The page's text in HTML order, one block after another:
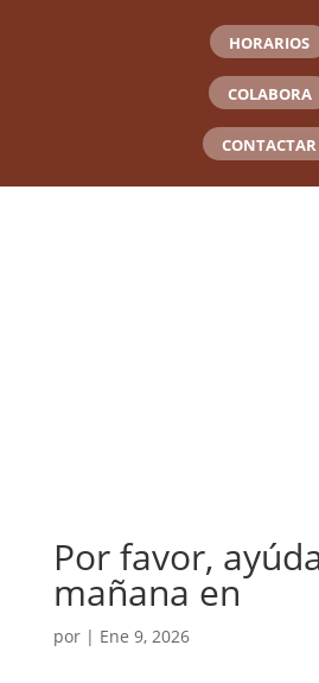
HORARIOS
COLABORA
CONTACTAR
Por favor,
mañana en
por | Ene 9, 2026